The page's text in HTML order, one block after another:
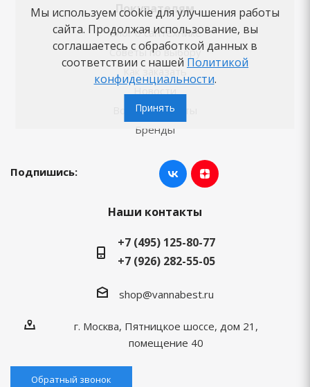
Покупателям
Блог о сантехнике
Советы по выбору
Новости
Вопросы-ответы
Бренды
Подпишись:
Наши контакты
+7 (495) 125-80-77
+7 (926) 282-55-05
shop@vannabest.ru
г. Москва, Пятницкое шоссе, дом 21,
помещение 40
Обратный звонок
Мы используем cookie для улучшения работы
сайта. Продолжая использование, вы
соглашаетесь с обработкой данных в
соответствии с нашей Политикой
конфиденциальности.
Принять